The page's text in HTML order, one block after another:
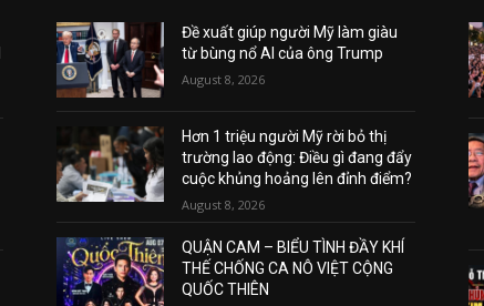
Đề xuất giúp người Mỹ làm giàu
từ bùng nổ AI của ông Trump
August 8, 2026
Hơn 1 triệu người Mỹ rời bỏ thị
trường lao động: Điều gì đang đẩy
cuộc khủng hoảng lên đỉnh điểm?
August 8, 2026
QUẬN CAM – BIỂU TÌNH ĐẦY KHÍ
THẾ CHỐNG CA NÔ VIỆT CỘNG
QUỐC THIÊN